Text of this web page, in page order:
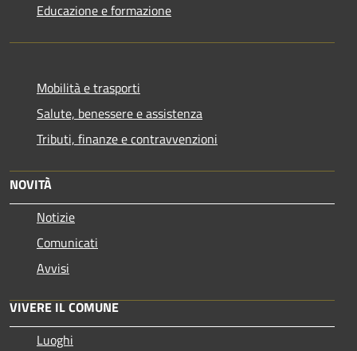
Educazione e formazione
Mobilità e trasporti
Salute, benessere e assistenza
Tributi, finanze e contravvenzioni
NOVITÀ
Notizie
Comunicati
Avvisi
VIVERE IL COMUNE
Luoghi